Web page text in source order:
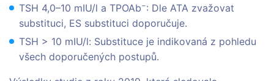
TSH 4,0–10 mIU/l a TPOAb−: Dle ATA zvažovat
substituci, ES substituci doporučuje.
TSH > 10 mIU/l: Substituce je indikovaná z pohledu
všech doporučených postupů.